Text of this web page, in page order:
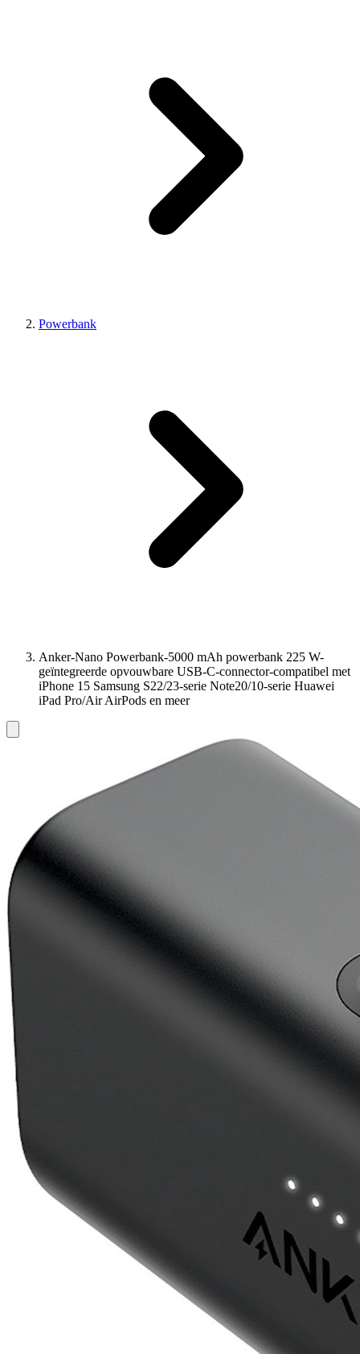
Powerbank
Anker-Nano Powerbank-5000 mAh powerbank 225 W-
geïntegreerde opvouwbare USB-C-connector-compatibel met
iPhone 15 Samsung S22/23-serie Note20/10-serie Huawei
iPad Pro/Air AirPods en meer